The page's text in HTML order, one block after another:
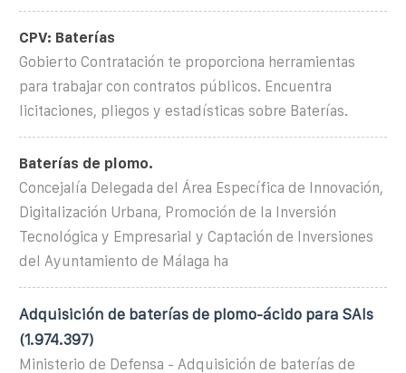
CPV: Baterías
Gobierto Contratación te proporciona herramientas
para trabajar con contratos públicos. Encuentra
licitaciones, pliegos y estadísticas sobre Baterías.
Baterías de plomo.
Concejalía Delegada del Área Específica de Innovación,
Digitalización Urbana, Promoción de la Inversión
Tecnológica y Empresarial y Captación de Inversiones
del Ayuntamiento de Málaga ha
Adquisición de baterías de plomo-ácido para SAIs
(1.974.397)
Ministerio de Defensa - Adquisición de baterías de